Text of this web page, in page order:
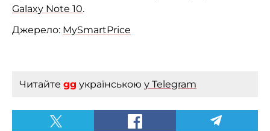
Galaxy Note 10.
Джерело: MySmartPrice
Читайте gg українською у Telegram